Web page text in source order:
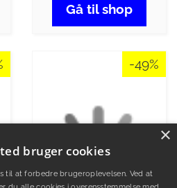
Gå til shop
-49%
bruger cookies
til at forbedre brugeroplevelsen. Ved at
×